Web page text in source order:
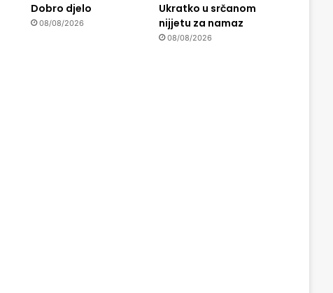
Dobro djelo
08/08/2026
Ukratko u srčanom
nijjetu za namaz
08/08/2026